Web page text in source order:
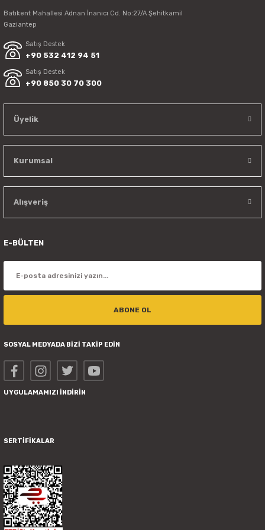
Batıkent Mahallesi Adnan İnanıcı Cd. No:27/A Şehitkamil
Gaziantep
Satış Destek
+90 532 412 94 51
Satış Destek
+90 850 30 70 300
Üyelik
Kurumsal
Alışveriş
E-BÜLTEN
ABONE OL
SOSYAL MEDYADA BİZİ TAKİP EDİN
UYGULAMAMIZI İNDİRİN
SERTİFİKALAR